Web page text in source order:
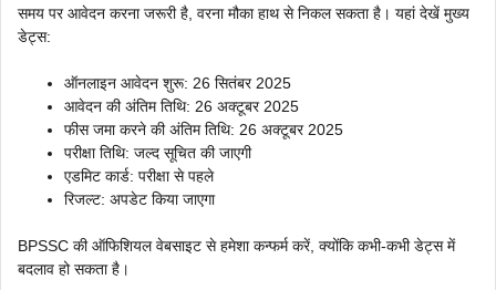
समय पर आवेदन करना जरूरी है, वरना मौका हाथ से निकल सकता है। यहां देखें मुख्य
डेट्स:
ऑनलाइन आवेदन शुरू: 26 सितंबर 2025
आवेदन की अंतिम तिथि: 26 अक्टूबर 2025
फीस जमा करने की अंतिम तिथि: 26 अक्टूबर 2025
परीक्षा तिथि: जल्द सूचित की जाएगी
एडमिट कार्ड: परीक्षा से पहले
रिजल्ट: अपडेट किया जाएगा
BPSSC की ऑफिशियल वेबसाइट से हमेशा कन्फर्म करें, क्योंकि कभी-कभी डेट्स में
बदलाव हो सकता है।